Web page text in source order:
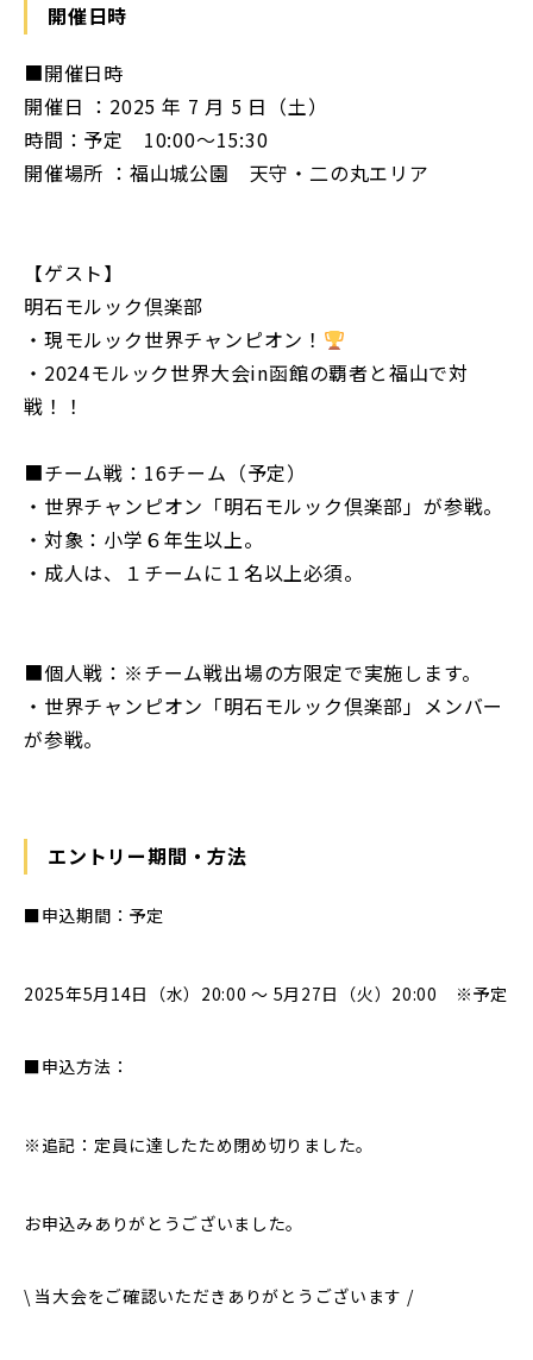
開催日時
■開催日時
開催日 ：2025 年 7 月 5 日（土）
時間：予定 10:00～15:30
開催場所 ：福山城公園 天守・二の丸エリア
【ゲスト】
明石モルック倶楽部
・現モルック世界チャンピオン！
・2024モルック世界大会in函館の覇者と福山で対
戦！！
■チーム戦：16チーム（予定）
・世界チャンピオン「明石モルック倶楽部」が参戦。
・対象：小学６年生以上。
・成人は、１チームに１名以上必須。
■個人戦：※チーム戦出場の方限定で実施します。
・世界チャンピオン「明石モルック倶楽部」メンバー
が参戦。
エントリー期間・方法
■申込期間：予定
2025年5月14日（水）20:00 ～ 5月27日（火）20:00 ※予定
■申込方法：
※追記：定員に達したため閉め切りました。
お申込みありがとうございました。
\ 当大会をご確認いただきありがとうございます /